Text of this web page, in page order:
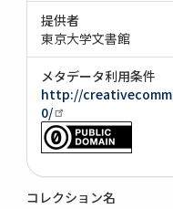
提供者
東京大学文書館
メタデータ利用条件
http://
0/
コレクション名